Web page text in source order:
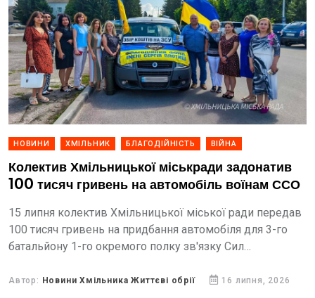
НОВИНИ ХМІЛЬНИК БЛАГОДІЙНІСТЬ ВІЙНА
Колектив Хмільницької міськради задонатив
100 тисяч гривень на автомобіль воїнам ССО
15 липня колектив Хмільницької міської ради передав
100 тисяч гривень на придбання автомобіля для 3-го
батальйону 1-го окремого полку зв'язку Сил
дозволив завершити...
Автор: Новини Хмільника Життєві обрії 16 липня, 2026